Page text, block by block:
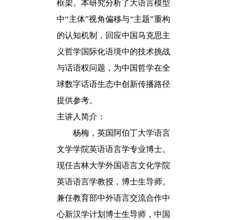
框架。本研究分析了大语言模型
中“主体”视角偏移与“主题”重构
的认知机制，回应中国马克思主
义哲学国际化语境中的技术挑战
与话语权问题，为中国哲学在全
球数字话语生态中创新传播路径
提供参考。
主讲人简介：
杨梅，英国阿伯丁大学语言
文学学院英语语言学专业博士。
现任吉林大学外国语言文化学院
英语语言学教授，博士生导师。
兼任教育部中外语言交流合作中
心新汉学计划博士生导师，中国